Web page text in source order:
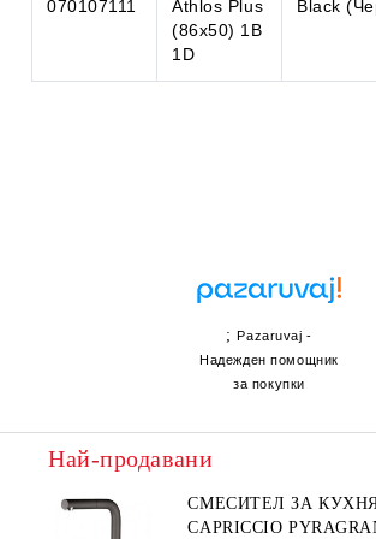
070107111
Athlos Plus
(86x50) 1B
1D
Black
;Pazaruvaj -
Надежден помощник
за покупки
Най-продавани
СМЕСИТЕЛ ЗА КУХНЯ
CAPRICCIO